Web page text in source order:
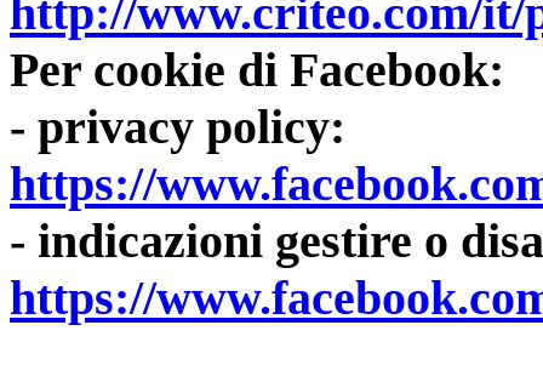
http://www.criteo.com/it/
Per cookie di Facebook:
- privacy policy:
https://
- indicazioni gestire o
https://